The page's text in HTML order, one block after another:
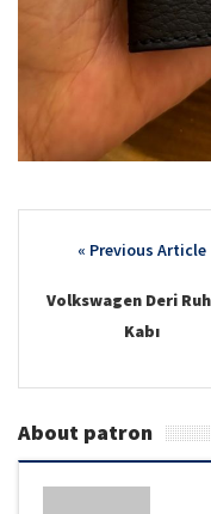
navigation
Volkswagen Deri
Kabı
About patron